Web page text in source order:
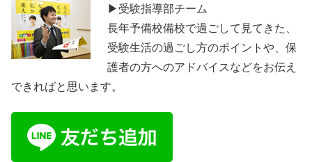
▶受験指導部チーム
長年予備校備校で過ごして見てきた、
受験生活の過ごし方のポイントや、保
護者の方へのアドバイスなどをお伝え
できればと思います。